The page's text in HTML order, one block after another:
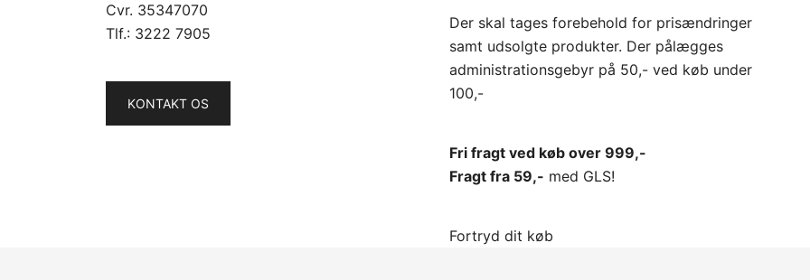
Cvr. 35347070
Tlf.: 3222 7905
KONTAKT OS
Der skal tages forebehold for prisændringer
samt udsolgte produkter. Der pålægges
administrationsgebyr på 50,- ved køb under
100,-
Fri fragt ved køb over 999,-
Fragt fra 59,- med GLS!
Fortryd dit køb